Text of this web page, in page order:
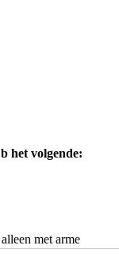
het volgende:
met arme
gekregen.